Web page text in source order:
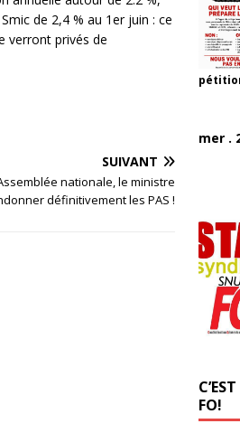
de 2,4 % au 1er juin : ce
verront privés de
SUIVANT
nationale, le ministre
définitivement les PAS !
mer .
FO!